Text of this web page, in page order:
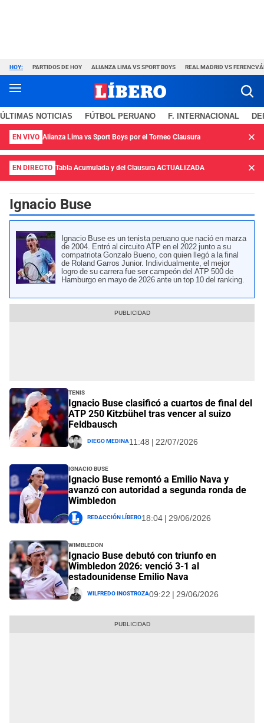
HOY: PARTIDOS DE HOY ALIANZA LIMA VS SPORT BOYS REAL MADRID VS
ÚLTIMAS NOTICIAS FÚTBOL PERUANO F. INTERNACIONAL
EN VIVO Alianza Lima vs Sport Boys por el Torneo Clausura
EN DIRECTO Tabla Acumulada y del Clausura ACTUALIZADA
Ignacio Buse
Ignacio Buse es un tenista peruano que nació en marza
de 2004. Entró al circuito ATP en el 2022 junto a su
compatriota Gonzalo Bueno, con quien llegó a la final
de Roland Garros Junior. Individualmente, el mejor
logro de su carrera fue ser campeón del ATP 500 de
Hamburgo en mayo de 2026 ante un top 10 del ranking.
Tenis
Ignacio Buse clasificó a cuartos de final del
ATP 250 Kitzbühel tras vencer al suizo
Feldbausch
Diego Medina11:48 | 22/07/2026
Ignacio Buse
Ignacio Buse remontó a Emilio Nava y
avanzó con autoridad a segunda ronda de
Wimbledon
Redacción Líbero18:04 | 29/06/2026
Wimbledon
Ignacio Buse debutó con triunfo en
Wimbledon 2026: venció 3-1 al
estadounidense Emilio Nava
Wilfredo Inostroza09:22 | 29/06/2026